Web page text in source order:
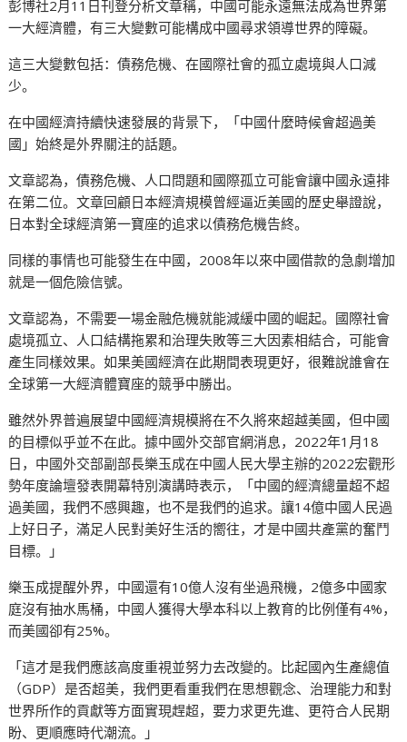
彭博社2月11日刊登分析文章稱，中國可能永遠無法成為世界第
一大經濟體，有三大變數可能構成中國尋求領導世界的障礙。
這三大變數包括：債務危機、在國際社會的孤立處境與人口減
少。
在中國經濟持續快速發展的背景下，「中國什麼時候會超過美
國」始終是外界關注的話題。
文章認為，債務危機、人口問題和國際孤立可能會讓中國永遠排
在第二位。文章回顧日本經濟規模曾經逼近美國的歷史舉證說，
日本對全球經濟第一寶座的追求以債務危機告終。
同樣的事情也可能發生在中國，2008年以來中國借款的急劇增加
就是一個危險信號。
文章認為，不需要一場金融危機就能減緩中國的崛起。國際社會
處境孤立、人口結構拖累和治理失敗等三大因素相結合，可能會
產生同樣效果。如果美國經濟在此期間表現更好，很難說誰會在
全球第一大經濟體寶座的競爭中勝出。
雖然外界普遍展望中國經濟規模將在不久將來超越美國，但中國
的目標似乎並不在此。據中國外交部官網消息，2022年1月18
日，中國外交部副部長樂玉成在中國人民大學主辦的2022宏觀形
勢年度論壇發表開幕特別演講時表示，「中國的經濟總量超不超
過美國，我們不感興趣，也不是我們的追求。讓14億中國人民過
上好日子，滿足人民對美好生活的嚮往，才是中國共產黨的奮鬥
目標。」
樂玉成提醒外界，中國還有10億人沒有坐過飛機，2億多中國家
庭沒有抽水馬桶，中國人獲得大學本科以上教育的比例僅有4%，
而美國卻有25%。
「這才是我們應該高度重視並努力去改變的。比起國內生產總值
（GDP）是否超美，我們更看重我們在思想觀念、治理能力和對
世界所作的貢獻等方面實現趕超，要力求更先進、更符合人民期
盼、更順應時代潮流。」